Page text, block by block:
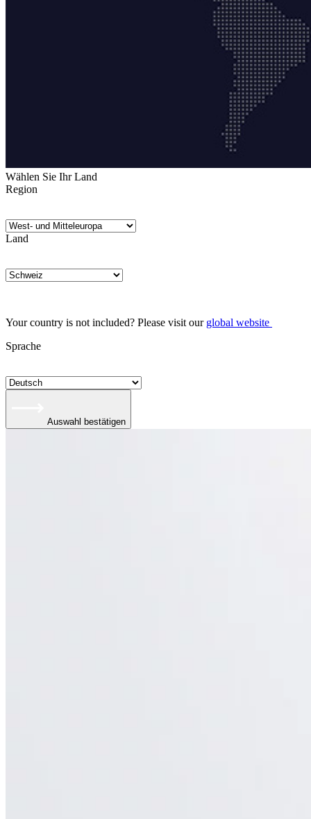
Wählen Sie Ihr Land
Region
Land
Your country is not included? Please visit our global website
Sprache
Auswahl bestätigen